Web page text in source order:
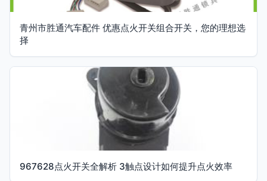
青州市胜通汽车配件 优惠点火开关组合开关，您的理想选
择
967628点火开关全解析 3触点设计如何提升点火效率